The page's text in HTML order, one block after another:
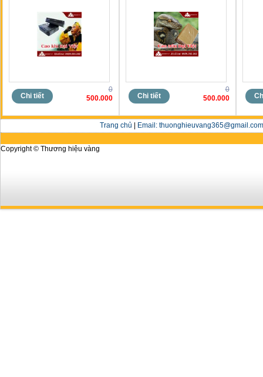
Chi tiết
0
500.000
Chi tiết
0
500.000
Trang chủ Email:
Copyright © Thương hiệu vàng